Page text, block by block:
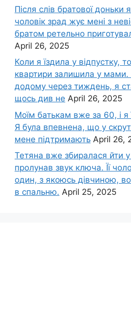
Після слів братової
чоловік зpад жує мені з
братом ретельно
April 26, 2025
Коли я їздила у відпустку,
квартири залишила у
додому через тиждень, я
щось див не April 26, 2025
Моїм батькам вже за 60, і я
Я була впевнена, що у
мене підтримають April 26,
Тетяна вже збиралася йти
пролунав звук ключа. Її
один, з якоюсь дівчиною,
в спальню. April 25, 2025